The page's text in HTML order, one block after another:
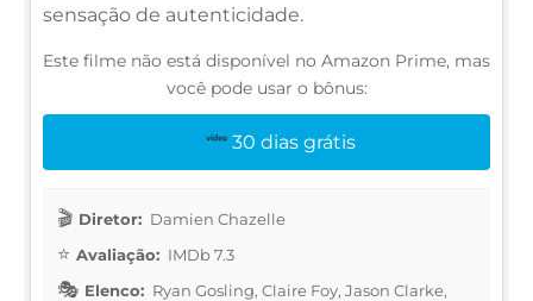
sensação de autenticidade.
Este filme não está disponível no Amazon Prime, mas
você pode usar o bônus:
30 dias grátis
Diretor: Damien Chazelle
Avaliação: IMDb 7.3
Elenco: Ryan Gosling, Claire Foy, Jason Clarke,